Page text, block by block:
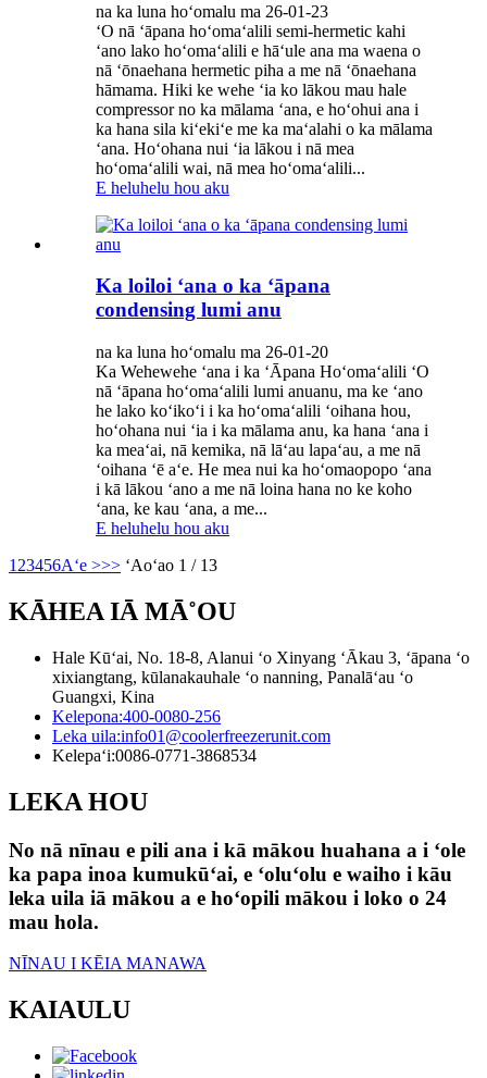
na ka luna hoʻomalu ma 26-01-23
ʻO nā ʻāpana hoʻomaʻalili semi-hermetic kahi
ʻano lako hoʻomaʻalili e hāʻule ana ma waena o
nā ʻōnaehana hermetic piha a me nā ʻōnaehana
hāmama. Hiki ke wehe ʻia ko lākou mau hale
compressor no ka mālama ʻana, e hoʻohui ana i
ka hana sila kiʻekiʻe me ka maʻalahi o ka mālama
ʻana. Hoʻohana nui ʻia lākou i nā mea
hoʻomaʻalili wai, nā mea hoʻomaʻalili...
E heluhelu hou aku
Ka loiloi ʻana o ka ʻāpana
condensing lumi anu
na ka luna hoʻomalu ma 26-01-20
Ka Wehewehe ʻana i ka ʻĀpana Hoʻomaʻalili ʻO
nā ʻāpana hoʻomaʻalili lumi anuanu, ma ke ʻano
he lako koʻikoʻi i ka hoʻomaʻalili ʻoihana hou,
hoʻohana nui ʻia i ka mālama anu, ka hana ʻana i
ka meaʻai, nā kemika, nā lāʻau lapaʻau, a me nā
ʻoihana ʻē aʻe. He mea nui ka hoʻomaopopo ʻana
i kā lākou ʻano a me nā loina hana no ke koho
ʻana, ke kau ʻana, a me...
E heluhelu hou aku
1 23456Aʻe >>> ʻAoʻao 1 / 13
KĀHEA IĀ MĀ˚OU
Hale Kūʻai, No. 18-8, Alanui ʻo Xinyang ʻĀkau 3, ʻāpana ʻo
xixiangtang, kūlanakauhale ʻo nanning, Panalāʻau ʻo
Guangxi, Kina
Kelepona:400-0080-256
Leka uila:info01@coolerfreezerunit.com
Kelepaʻi:0086-0771-3868534
LEKA HOU
No nā nīnau e pili ana i kā mākou huahana a i ʻole
ka papa inoa kumukūʻai, e ʻoluʻolu e waiho i kāu
leka uila iā mākou a e hoʻopili mākou i loko o 24
mau hola.
NĪNAU I KĒIA MANAWA
KAIAULU